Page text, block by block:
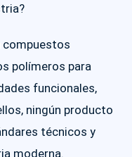
compuestos
polímeros para
funcionales,
ningún producto
técnicos y
moderna.